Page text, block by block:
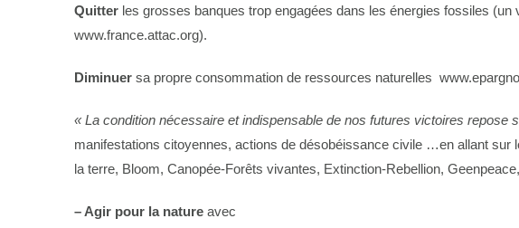
Quitter les grosses banques trop engagées dans les énergies fossiles
www.france.attac.org).
Diminuer sa propre consommation de ressources naturelles
« La condition nécessaire et indispensable de nos futures victoires repose
manifestations citoyennes, actions de désobéissance civile …en allant sur
la terre, Bloom, Canopée-Forêts vivantes, Extinction-Rebellion,
– Agir pour la nature avec